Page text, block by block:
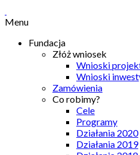
Menu
Fundacja
Złóż wniosek
Wnioski
Wnioski
Zamówienia
Co robimy?
Cele
Programy
Działania 2020
Działania 2019